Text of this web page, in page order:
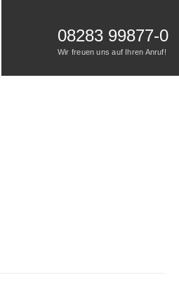
08283 99877-0
Wir freuen uns auf Ihren Anruf!